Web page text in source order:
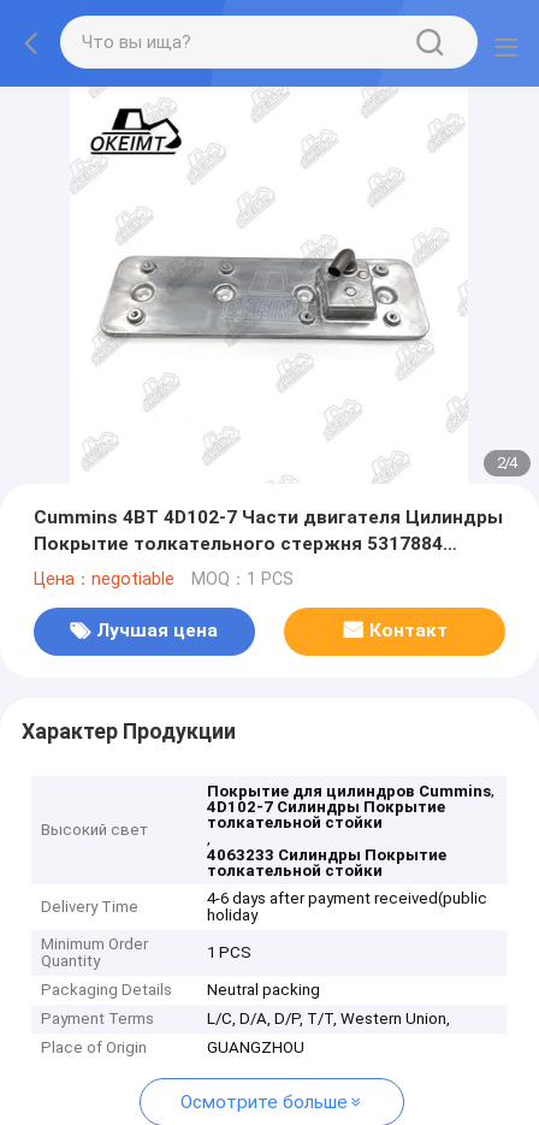
2/4
Cummins 4BT 4D102-7 Части двигателя Цилиндры
Покрытие толкательного стержня 5317884
4063233
Цена：negotiable MOQ：1 PCS
Лучшая цена Контакт
Характер Продукции
Высокий свет
Покрытие для цилиндров Cummins,
4D102-7 Силиндры Покрытие
толкательной стойки
,
4063233 Силиндры Покрытие
толкательной стойки
Delivery Time
4-6 days after payment received(public
holiday
Minimum Order
Quantity
1 PCS
Packaging Details
Neutral packing
Payment Terms
L/C, D/A, D/P, T/T, Western Union,
Place of Origin
GUANGZHOU
Осмотрите больше